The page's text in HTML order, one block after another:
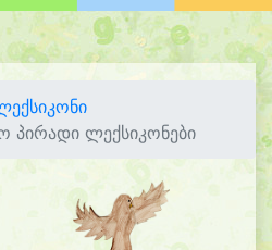
პირადი ლექსიკონები